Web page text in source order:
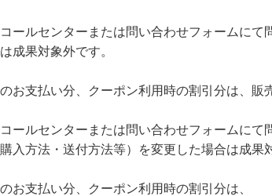
ールセンターまたは問い合わせフォームに
成果対象外です。
お支払い分、クーポン利用時の割引分は、販
ールセンターまたは問い合わせフォームにて
入方法・送付方法等）を変更した場合は成果
お支払い分、クーポン利用時の割引分は、